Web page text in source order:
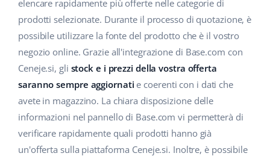
Gestione Spedizioni
Base Connect
AI per l'e-commerce
Casa e giardino
Prodotti per bambini
Elettronica
Automotive
Food&Grocery
Salute e bellezza
Centro Assistenza
Academy
Blog
Servizi
Audit dell'account
english (US)
english (GB)
english (IN)
čeština
deutsch
Ελληνικά
elencare rapidamente più offerte nelle categorie di
prodotti selezionate. Durante il processo di quotazione, è
possibile utilizzare la fonte del prodotto che è il vostro
negozio online. Grazie all'integrazione di Base.com con
Ceneje.si, gli stock e i prezzi della vostra offerta
saranno sempre aggiornati e coerenti con i dati che
avete in magazzino. La chiara disposizione delle
informazioni nel pannello di Base.com vi permetterà di
verificare rapidamente quali prodotti hanno già
un'offerta sulla piattaforma Ceneje.si. Inoltre, è possibile